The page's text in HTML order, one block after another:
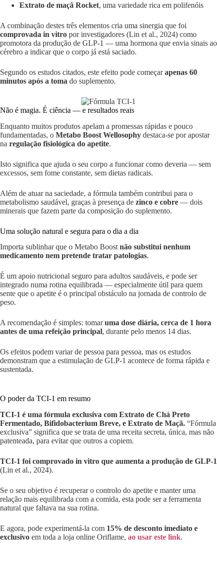
Extrato de maçã Rocket, uma variedade rica em polifenóis
A combinação destes três elementos cria uma sinergia que foi
comprovada in vitro por investigadores (Lin et al., 2024) como
promotora da produção de GLP-1 — uma hormona que envia sinais ao
cérebro a indicar que o corpo já está saciado.
Segundo os estudos citados, este efeito pode começarapenas 60
minutos após a toma do suplemento.
Não é magia. É ciência — e resultados reais
Enquanto muitos produtos apelam a promessas rápidas e pouco
fundamentadas, o Metabo Boost Wellosophy destaca-se por apostar
na regulação fisiológica do apetite.
Isto significa que ajuda o seu corpo a funcionar como deveria — sem
excessos, sem fome constante, sem dietas radicais.
Além de atuar na saciedade, a fórmula também contribui para o
metabolismo saudável, graças à presença de zinco e cobre — dois
minerais que fazem parte da composição do suplemento.
Uma solução natural e segura para o dia a dia
Importa sublinhar que o Metabo Boost não substitui nenhum
medicamento nem pretende tratar patologias.
É um apoio nutricional seguro para adultos saudáveis, e pode ser
integrado numa rotina equilibrada — especialmente útil para quem
sente que o apetite é o principal obstáculo na jornada de controlo de
peso.
A recomendação é simples: tomaruma dose diária, cerca de 1 hora
antes de uma refeição principal, durante pelo menos 14 dias.
Os efeitos podem variar de pessoa para pessoa, mas os estudos
demonstram que a estimulação de GLP-1 acontece de forma rápida e
sustentada.
O poder da TCI-1 em resumo
TCI-1 é uma fórmula exclusiva com Extrato de Chá Preto
Fermentado, Bifidobacterium Breve, e Extrato de Maçã. “Fórmula
exclusiva” significa que se trata de uma receita secreta, única, mas não
patenteada, para evitar que outros a copiem.
TCI-1 foi comprovado in vitro que aumenta a produção de GLP-1
(Lin et al., 2024).
Se o seu objetivo é recuperar o controlo do apetite e manter uma
relação mais equilibrada com a comida, esta pode ser a ferramenta
natural que faltava na sua rotina.
E agora, pode experimentá-la com 15% de desconto imediato e
exclusivo em toda a loja online Oriflame, ao usar este link.